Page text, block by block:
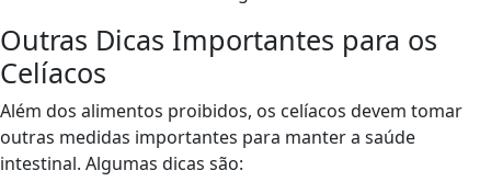
Outras Dicas Importantes para os
Celíacos
Além dos alimentos proibidos, os celíacos devem tomar
outras medidas importantes para manter a saúde
intestinal. Algumas dicas são: